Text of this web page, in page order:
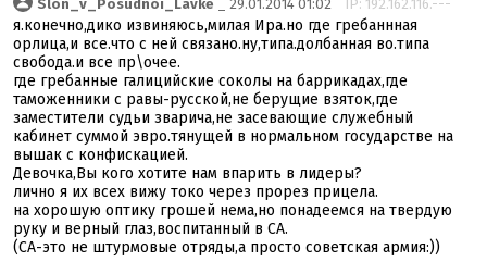
Slon_v_Posudnoi_Lavke _ 29.01.2014 01:02 IP: 192.162.116.---
я.конечно,дико извиняюсь,милая Ира.но где гребаннная
орлица,и все.что с ней связано.ну,типа.долбанная во.типа
свобода.и все пр\очее.
где гребанные галицийские соколы на баррикадах,где
таможенники с равы-русской,не берущие взяток,где
заместители судьи зварича,не засевающие служебный
кабинет суммой эвро.тянущей в нормальном государстве на
вышак с конфискацией.
Девочка,Вы кого хотите нам впарить в лидеры?
лично я их всех вижу токо через прорез прицела.
на хорошую оптику грошей нема,но понадеемся на твердую
руку и верный глаз,воспитанный в СА.
(СА-это не штурмовые отряды,а просто советская армия:))